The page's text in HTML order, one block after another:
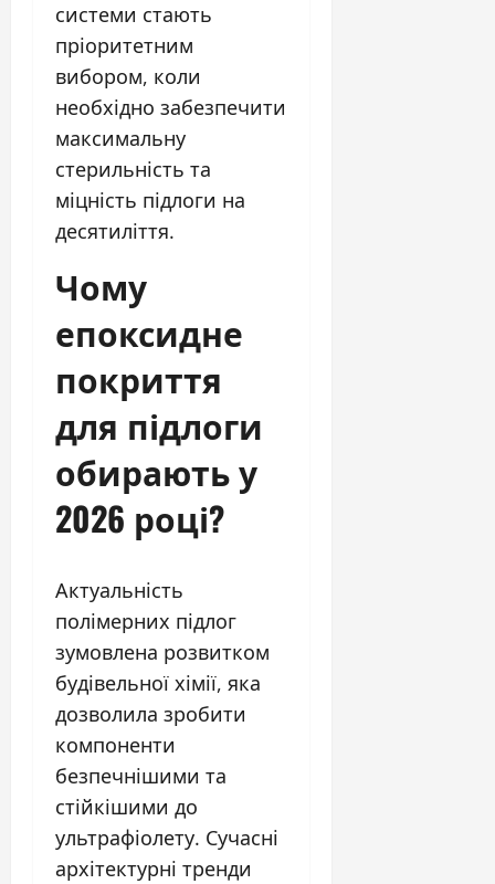
системи стають
пріоритетним
вибором, коли
необхідно забезпечити
максимальну
стерильність та
міцність підлоги на
десятиліття.
Чому
епоксидне
покриття
для підлоги
обирають у
2026 році?
Актуальність
полімерних підлог
зумовлена розвитком
будівельної хімії, яка
дозволила зробити
компоненти
безпечнішими та
стійкішими до
ультрафіолету. Сучасні
архітектурні тренди